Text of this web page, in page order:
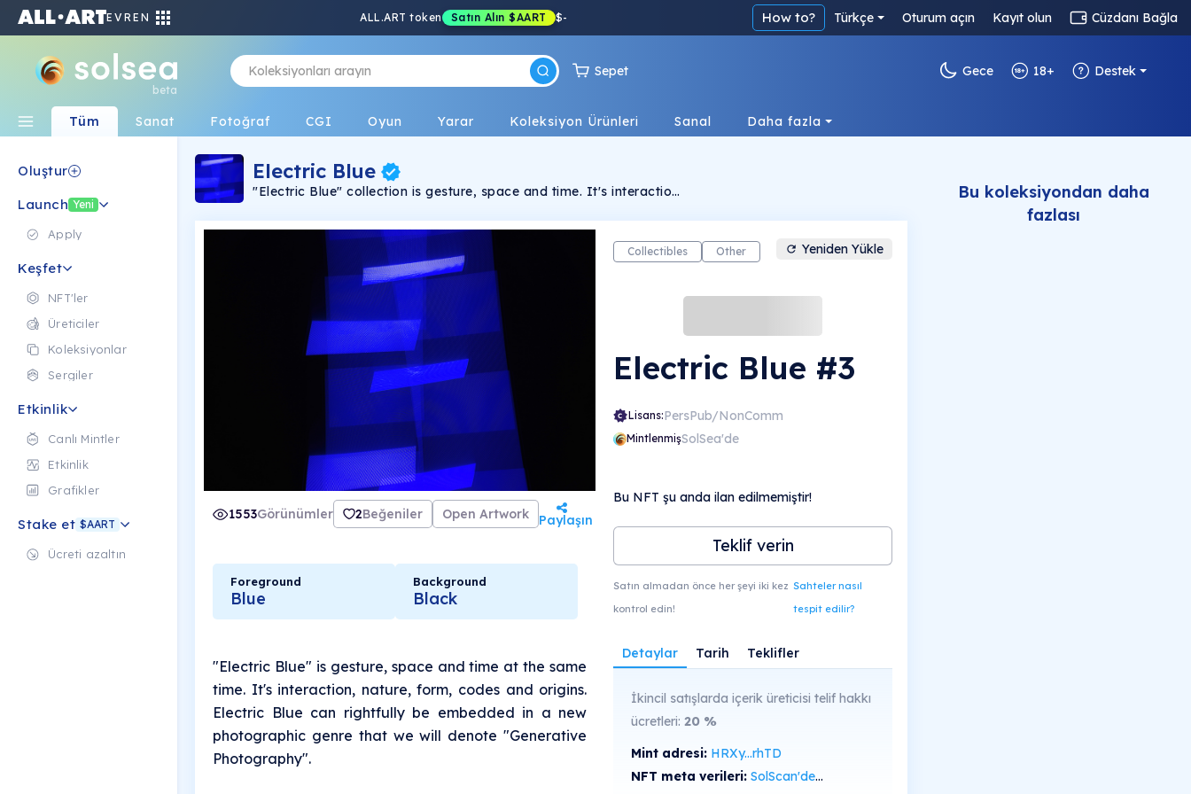
EVREN ALL.ART token Satın Alın $AART $- How to? Türkçe Oturum açın Kayıt olun Cüzdanı Bağla
beta
Sepet Gece 18+ Destek
Tüm Sanat Fotoğraf CGI Oyun Yarar Koleksiyon Ürünleri Sanal Daha fazla
Oluştur
Launch Yeni
Apply
Keşfet
NFT'ler
Üreticiler
Koleksiyonlar
Sergiler
Etkinlik
Canlı Mintler
Etkinlik
Grafikler
Stake et $AART
Ücreti azaltın
Electric Blue
"Electric Blue" collection is gesture, space and time. It's interaction,
be embedded in a new photographic genre that we will denote,
from today, as "Generative Photography".
1553Görünümler 2Beğeniler Open Artwork Paylaşın
Foreground
Blue
Background
Black
"Electric Blue" is gesture, space and time at the same
time. It's interaction, nature, form, codes and origins.
Electric Blue can rightfully be embedded in a new
photographic genre that we will denote "Generative
Photography".
Collectibles Other Yeniden Yükle
Electric Blue #3
Lisans:PersPub/NonComm
MintlenmişSolSea'de
Bu NFT şu anda ilan edilmemiştir!
Teklif verin
Satın almadan önce her şeyi iki kez
kontrol edin!
Sahteler nasıl
tespit edilir?
Detaylar Tarih Teklifler
İkincil satışlarda içerik üreticisi telif hakkı
ücretleri: 20 %
Mint adresi: HRXy...rhTD
NFT meta verileri:SolScan'de görüntüle
Bu koleksiyondan daha
fazlası